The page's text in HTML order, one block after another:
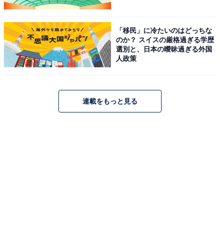
シャウエッセンの肉のおいしさを感じられる
ステーキのようにドーンとお皿に置くと◎。
「移民」に冷たいのはどっちな
のか？ スイスの厳格過ぎる学歴
選別と、日本の曖昧過ぎる外国
人政策
連載をもっと見る